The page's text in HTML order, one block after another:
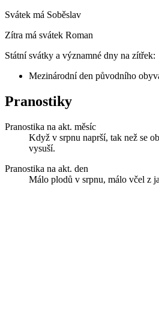
Svátek má Soběslav
Zítra má svátek Roman
Státní svátky a významné dny na zítřek:
Mezinárodní den původního
Pranostiky
Pranostika na akt. měsíc
Když v srpnu naprší, tak než se
vysuší.
Pranostika na akt. den
Málo plodů v srpnu, málo včel z